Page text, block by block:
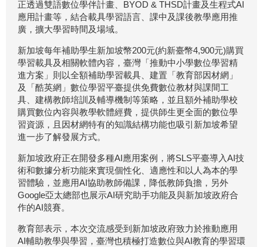
正透過雙語數位學伴計畫、BYOD & THSD計畫及生程式AI
應用計畫等，結合載具學習語言、課中及課後教學應用推
廣，擴大學習時間及場域。
新加坡每年補助學生新加坡幣200元(約新臺幣4,900元)購買
學習載具及相關軟體內容，臺灣「推動中小學數位學習精
進方案」則以全額補助學習載具、建置「教育部因材網」
及「酷英網」數位學習平臺提供免費數位教材與課間工
具、建構教師培訓及輔導機制等策略，並且額外補助學校
購買數位內容與教學軟體經費，提供師生更全面的數位學
習資源，且因材網特有的知識結構功能也吸引新加坡希望
進一步了解發展方式。
新加坡政府正在開發多種AI應用案例，將SLS平臺導入AI技
術和數據分析功能來實現個性化、適應性和以人為本的學
習體驗，並應用AI協助教師備課，降低教師負擔，另外
Google亞太總部也展示AI研究助手功能及與新加坡政府合
作的AI競賽。
教育部表示，本次交流感受到新加坡政府致力於推動應用
AI輔助教學與學習，臺灣也積極打造數位與AI教育的學習環